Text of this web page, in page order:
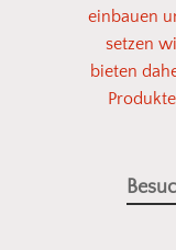
einbauen
setzen
bieten